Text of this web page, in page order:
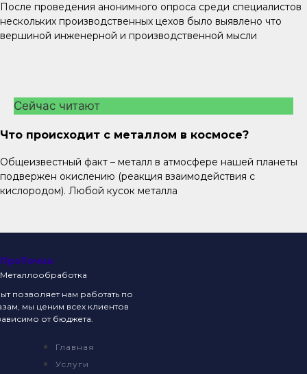
После проведения анонимного опроса среди специалистов
нескольких производственных цехов было выявлено что
вершиной инженерной и производственной мысли
Сейчас читают
Что происходит с металлом в космосе?
Общеизвестный факт – металл в атмосфере нашей планеты
подвержен окислению (реакция взаимодействия с
кислородом). Любой кусок металла
ПроТочка
Металлообработка
позволяет нам работать по
мы ценим всех клиентов
от бюджета.
Главная
Услуги